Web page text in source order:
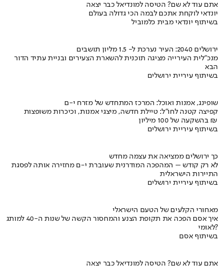
אתם עוד לא שם? הטיסה למונדיאל כבר יצאה
יונדאי לוקחת אתכם לבמה הכי גדולה בעולם
בשיתוף יונדאי מבית כלמוביל
ירושלים 2040: העיר נערכת ל- 1.5 מליון תושבים
מנכ"לית העירייה מציגה תוכנית להשארת הצעירים ובניית עתיד הדור
הבא
בשיתוף עיריית ירושלים
שופינג, אמנות ואוכל: המרכז המתחדש של מזרח י-ם
קפיצה קטנה לחו"ל: טיילת חדשה, מיצגי אמנות, וכיכרות משופצות
בהשקעה של 100 מיליון ₪
בשיתוף עיריית ירושלים
כך ירושלים ממציאה את עצמה מחדש
לא רק קודש – המהפכה המודרנית שעוברת י-ם מחזירה אותה לפסגת
התיירות הישראלית
בשיתוף עיריית ירושלים
מאחורי הקלעים של הטעם הישראלי
איך אסם הפכה את תקופת הצנע והמחסור הקשה של שנות ה-40 למותג
לאומי?
בשיתוף אסם
אתם עוד לא שם? הטיסה למונדיאל כבר יצאה